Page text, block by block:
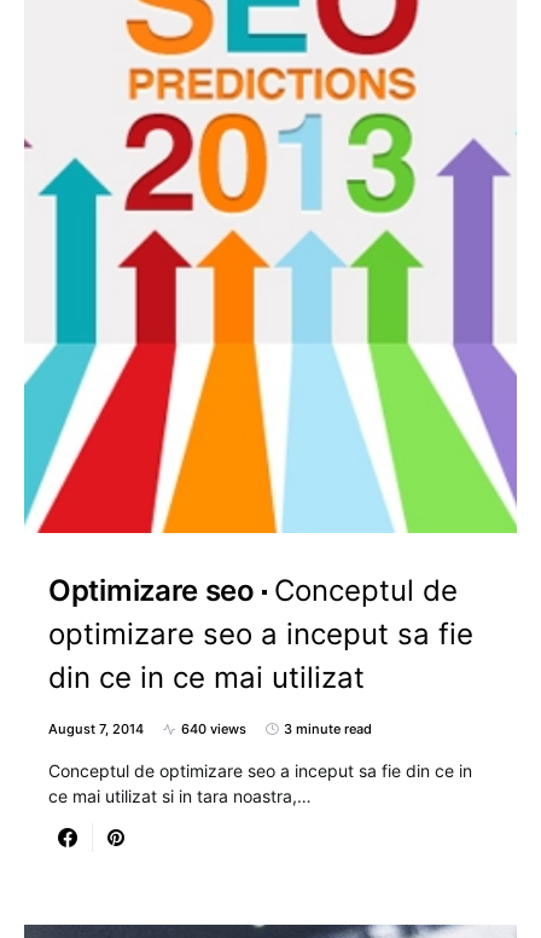
Optimizare seo
Conceptul de
optimizare seo a inceput sa fie
din ce in ce mai utilizat
August 7, 2014 640 views 3 minute read
Conceptul de optimizare seo a inceput sa fie din ce in
ce mai utilizat si in tara noastra,…